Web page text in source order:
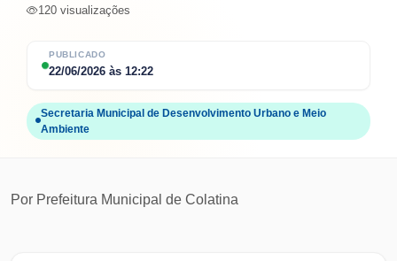
PUBLICADO
22/06/2026 às 12:22
Secretaria Municipal de Desenvolvimento Urbano e Meio
Ambiente
120 visualizações
Por Prefeitura Municipal de Colatina